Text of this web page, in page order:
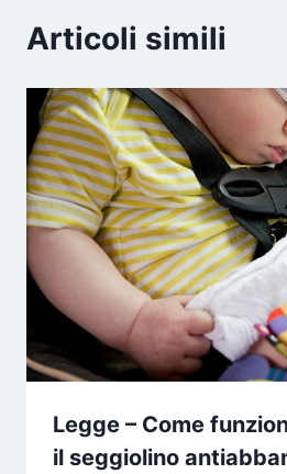
Articoli simili
Legge – Come
il seggiolino